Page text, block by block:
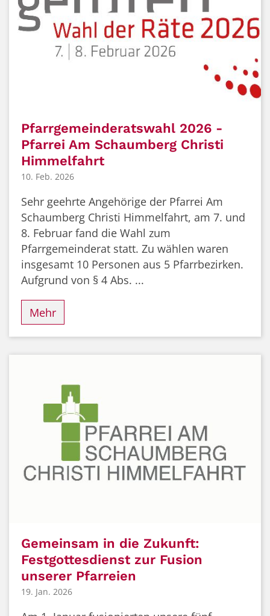
Pfarrgemeinderatswahl 2026 -
Pfarrei Am Schaumberg Christi
Himmelfahrt
10. Feb. 2026
Sehr geehrte Angehörige der Pfarrei Am
Schaumberg Christi Himmelfahrt, am 7. und
8. Februar fand die Wahl zum
Pfarrgemeinderat statt. Zu wählen waren
insgesamt 10 Personen aus 5 Pfarrbezirken.
Aufgrund von § 4 Abs. ...
Mehr
Gemeinsam in die Zukunft:
Festgottesdienst zur Fusion
unserer Pfarreien
19. Jan. 2026